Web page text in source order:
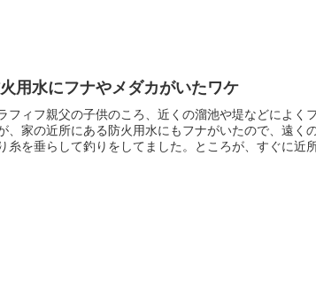
用水にフナやメダカがいたワケ
フィフ親父の子供のころ、近くの溜池や堤などによく
、家の近所にある防火用水にもフナがいたので、遠く
糸を垂らして釣りをしてました。ところが、すぐに近